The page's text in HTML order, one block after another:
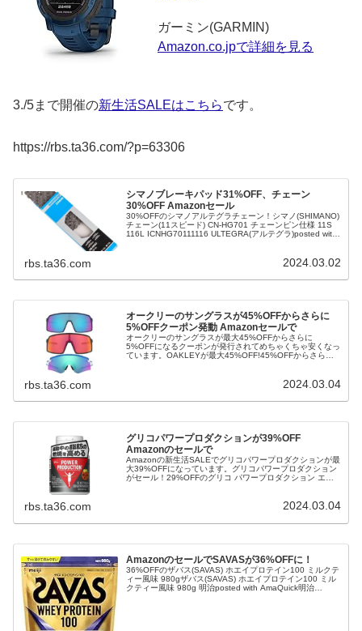
ガーミン(GARMIN)
Amazon.co.jpで詳細を見る
3./5まで開催の新生活SALEはこちらです。
https://rbs.ta36.com/?p=63306
シマノブレーキパッド31%OFF、チェーン
30%OFF Amazonセール
30%OFFのシマノアルテグラチェーン！シマノ(SHIMANO)
チェーン(11スピード) CN-HG701 チェーンピン仕様 11S
116L ICNHG70111116 ULTEGRA(アルテグラ)posted with
rbs.ta36.com 2024.03.02
オークリーのサングラスが45%OFFからさらに
5%OFFクーポン発動 Amazonセールで
オークリーのサングラスが最大45%OFFからさらに
5%OFFになるクーポンが発行されてめちゃくちゃ安くなっ
ています。OAKLEYが最大45%OFF!45%OFFからさらに
TORCH 28OakleyAmazon.co.jpで詳細を見る...
rbs.ta36.com 2024.03.04
グリコパワープロダクションが39%OFF
Amazonのセールで
Amazonの新生活SALEでグリコパワープロダクションが最
大39%OFFになっています。グリコパワープロダクション
がセール！29%OFFのグリコ パワープロダクション エキ
安 約30日分) 機能性表示食品 ファットバーナー HCA カフ
rbs.ta36.com 2024.03.04
AmazonのセールでSAVASが36%OFFに！
36%OFFのザバス(SAVAS) ホエイプロテイン100 ミルクテ
ィー風味 980gザバス(SAVAS) ホエイプロテイン100 ミル
クティー風味 980g 明治posted with AmaQuick明治